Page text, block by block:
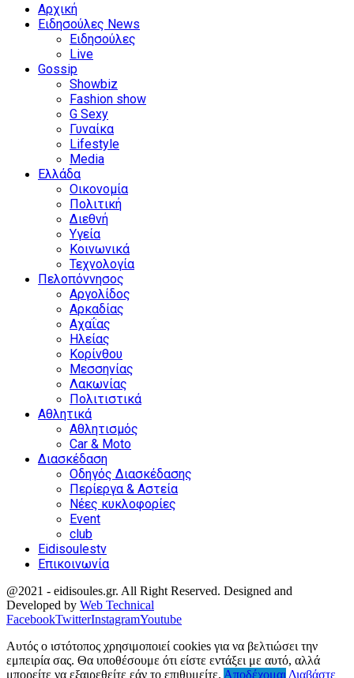
Αρχική
Ειδησούλες News
Ειδησούλες
Live
Gossip
Showbiz
Fashion show
G Sexy
Γυναίκα
Lifestyle
Media
Ελλάδα
Οικονομία
Πολιτική
Διεθνή
Υγεία
Κοινωνικά
Τεχνολογία
Πελοπόννησος
Αργολίδος
Αρκαδίας
Αχαΐας
Ηλείας
Κορίνθου
Μεσσηνίας
Λακωνίας
Πολιτιστικά
Αθλητικά
Αθλητισμός
Car & Moto
Διασκέδαση
Οδηγός Διασκέδασης
Περίεργα & Αστεία
Νέες κυκλοφορίες
Event
club
Eidisoulestv
Επικοινωνία
@2021 - eidisoules.gr. All Right Reserved. Designed and
Developed by Web Technical
FacebookTwitterInstagramYoutube
Αυτός ο ιστότοπος χρησιμοποιεί cookies για να βελτιώσει την
εμπειρία σας. Θα υποθέσουμε ότι είστε εντάξει με αυτό, αλλά
μπορείτε να εξαιρεθείτε εάν το επιθυμείτε. Αποδέχομαι Διαβάστε